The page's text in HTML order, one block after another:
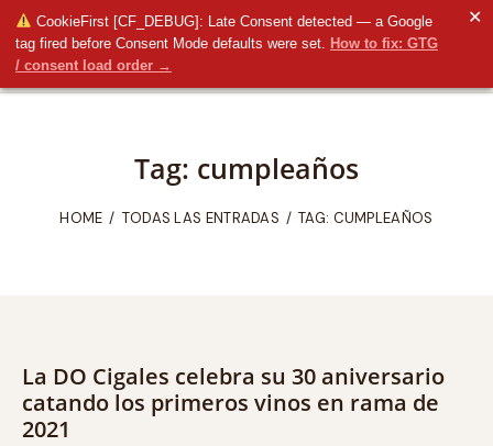
CookieFirst [CF_DEBUG]: Late Consent detected — a Google
tag fired before Consent Mode defaults were set. How to fix: GTG
/ consent load order →
✕
Tag: cumpleaños
HOME TODAS LAS ENTRADAS TAG: CUMPLEAÑOS
La DO Cigales celebra su 30 aniversario
catando los primeros vinos en rama de
2021